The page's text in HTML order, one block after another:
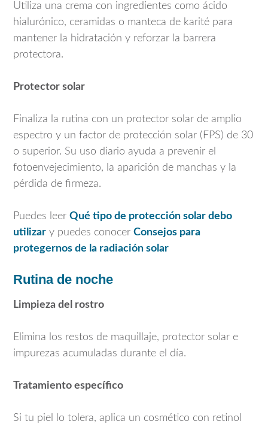
Utiliza una crema con ingredientes como ácido
hialurónico, ceramidas o manteca de karité para
mantener la hidratación y reforzar la barrera
protectora.
Protector solar
Finaliza la rutina con un protector solar de amplio
espectro y un factor de protección solar (FPS) de 30
o superior. Su uso diario ayuda a prevenir el
fotoenvejecimiento, la aparición de manchas y la
pérdida de firmeza.
Puedes leer Qué tipo de protección solar debo
utilizar y puedes conocer Consejos para
protegernos de la radiación solar
Rutina de noche
Limpieza del rostro
Elimina los restos de maquillaje, protector solar e
impurezas acumuladas durante el día.
Tratamiento específico
Si tu piel lo tolera, aplica un cosmético con retinol